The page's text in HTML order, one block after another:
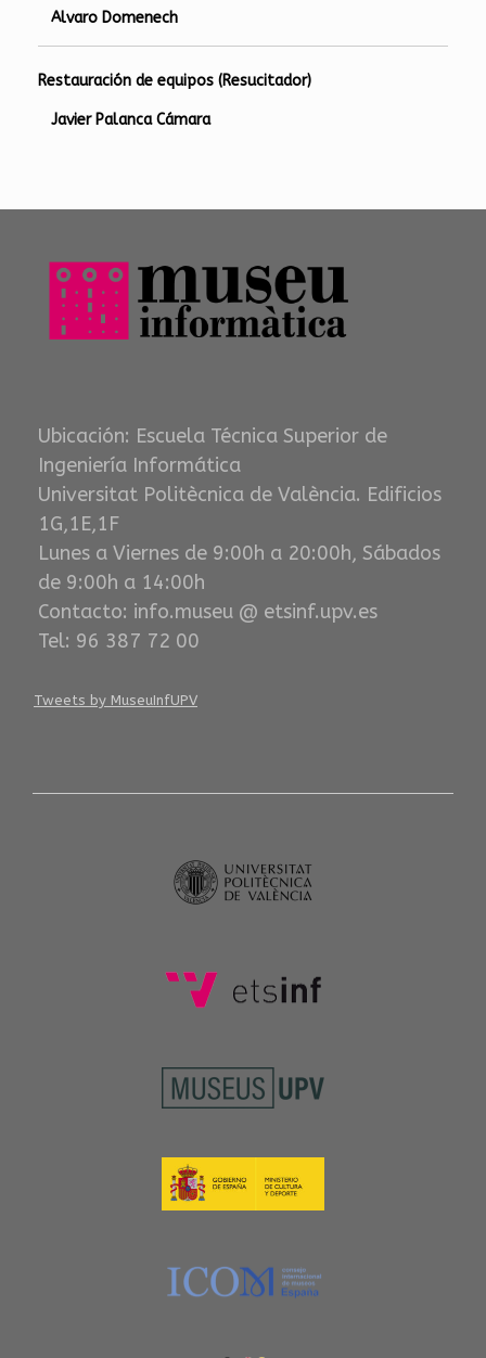
Alvaro Domenech
Restauración de equipos (Resucitador)
Javier Palanca Cámara
Ubicación: Escuela Técnica Superior de
Ingeniería Informática
Universitat Politècnica de València. Edificios
1G,1E,1F
Lunes a Viernes de 9:00h a 20:00h, Sábados
de 9:00h a 14:00h
Contacto: info.museu @ etsinf.upv.es
Tel: 96 387 72 00
Tweets by MuseuInfUPV